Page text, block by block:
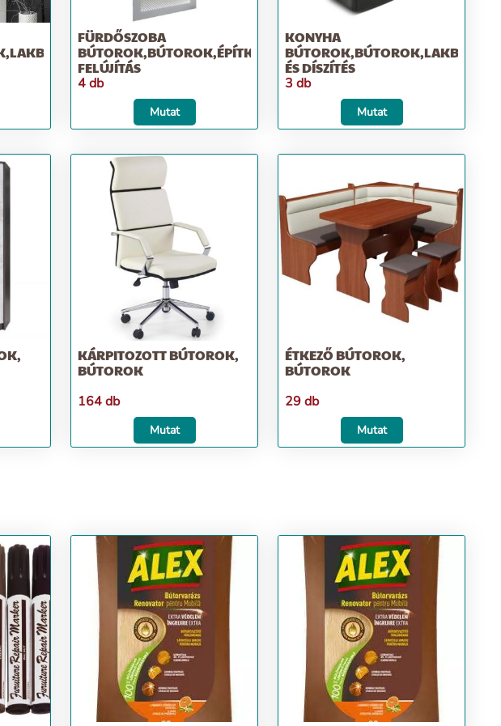
FÜRDŐSZOBA
BÚTOROK,BÚTOROK,ÉPÍTKEZÉS;
FELÚJÍTÁS
4 db
Mutat
KONYHA
ÉS DÍSZÍTÉS
3 db
Mutat
KÁRPITOZOTT BÚTOROK,
BÚTOROK
164 db
Mutat
ÉTKEZŐ BÚTOROK,
BÚTOROK
29 db
Mutat